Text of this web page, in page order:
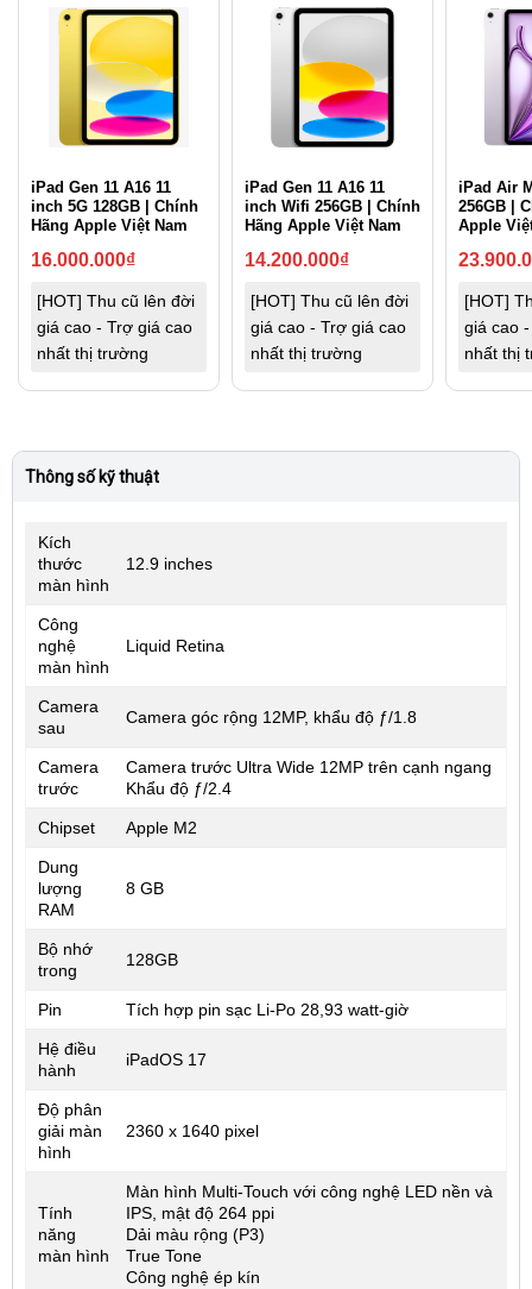
iPad Gen 11 A16 11
inch 5G 128GB | Chính
Hãng Apple Việt Nam
16.000.000₫
[HOT] Thu cũ lên đời
giá cao - Trợ giá cao
nhất thị trường
iPad Gen 11 A16 11
inch Wifi 256GB | Chính
Hãng Apple Việt Nam
14.200.000₫
[HOT] Thu cũ lên đời
giá cao - Trợ giá cao
nhất thị trường
iPad Air
256GB |
Apple
[HOT]
giá cao
nhất thị
Thông số kỹ thuật
Kích
thước
màn hình
12.9 inches
Công
nghệ
màn hình
Liquid Retina
Camera
sau
Camera góc rộng 12MP, khẩu độ ƒ/1.8
Camera
trước
Camera trước Ultra Wide 12MP trên cạnh ngang
Khẩu độ ƒ/2.4
Chipset Apple M2
Dung
lượng
RAM
8 GB
Bộ nhớ
trong
128GB
Pin Tích hợp pin sạc Li-Po 28,93 watt‑giờ
Hệ điều
hành
iPadOS 17
Độ phân
giải màn
hình
2360 x 1640 pixel
Tính
năng
màn hình
Màn hình Multi-Touch với công nghệ LED nền và
IPS, mật độ 264 ppi
Dải màu rộng (P3)
True Tone
Công nghệ ép kín